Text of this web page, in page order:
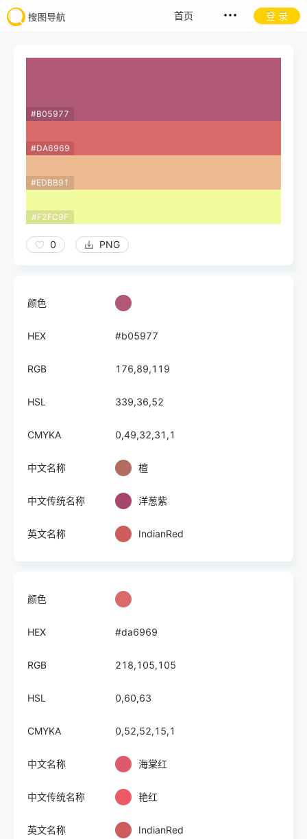
首页 登 录
#B05977
#DA6969
#EDBB91
#F2FC9F
0 PNG
颜色
HEX #b05977
RGB 176,89,119
HSL 339,36,52
CMYKA 0,49,32,31,1
中文名称 檀
中文传统名称 洋葱紫
英文名称 IndianRed
颜色
HEX #da6969
RGB 218,105,105
HSL 0,60,63
CMYKA 0,52,52,15,1
中文名称 海棠红
中文传统名称 艳红
英文名称 IndianRed